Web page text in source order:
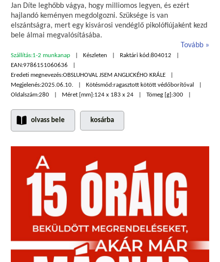
Jan Díte leghőbb vágya, hogy milliomos legyen, és ezért
hajlandó keményen megdolgozni. Szüksége is van
elszántságra, mert egy kisvárosi vendéglő pikolófiújaként kezd
bele álmai megvalósításába.
Tovább
Szállítás:1-2 munkanap Készleten Raktári kód:804012
EAN:9786151060636
Eredeti megnevezés:OBSLUHOVAL JSEM ANGLICKÉHO KRÁLE
Megjelenés:2025.06.10. Kötésmód:ragasztott kötött védőborítóval
Oldalszám:280 Méret [mm]:124 x 183 x 24 Tömeg [g]:300
olvass bele kosárba